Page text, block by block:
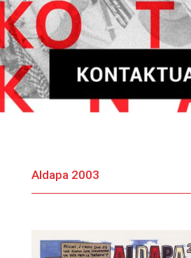
Aldapa 2003